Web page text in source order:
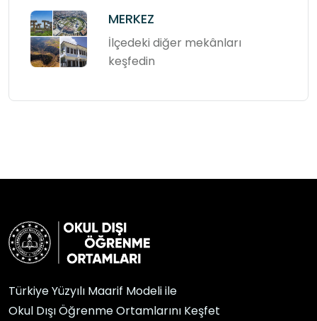
MERKEZ
İlçedeki diğer mekânları
keşfedin
Türkiye Yüzyılı Maarif Modeli ile
Okul Dışı Öğrenme Ortamlarını Keşfet